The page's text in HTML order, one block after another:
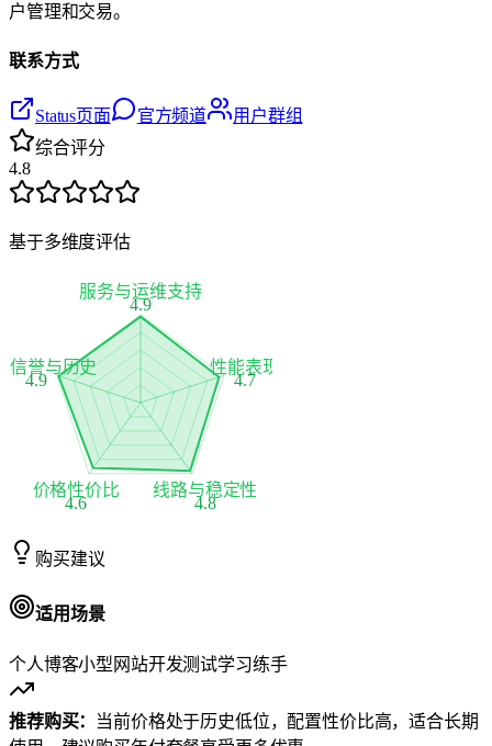
户管理和交易。
联系方式
Status页面 官方频道
用户群组
综合评分
4.8
基于多维度评估
服务与运维支持
4.9
性能表现
4.7
线路与稳定性
4.8
价格性价比
4.6
信誉与历史
4.9
购买建议
适用场景
个人博客小型网站开发测试学习练手
推荐购买：
当前价格处于历史低位，配置性价比高，适合长期